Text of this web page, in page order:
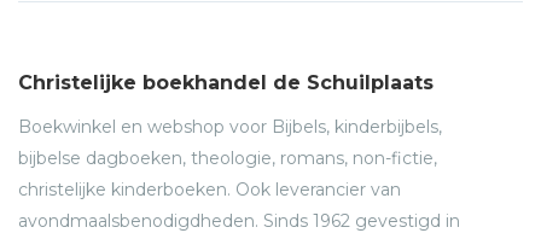
Christelijke boekhandel de Schuilplaats
Boekwinkel en webshop voor Bijbels, kinderbijbels,
bijbelse dagboeken, theologie, romans, non-fictie,
christelijke kinderboeken. Ook leverancier van
avondmaalsbenodigdheden. Sinds 1962 gevestigd in